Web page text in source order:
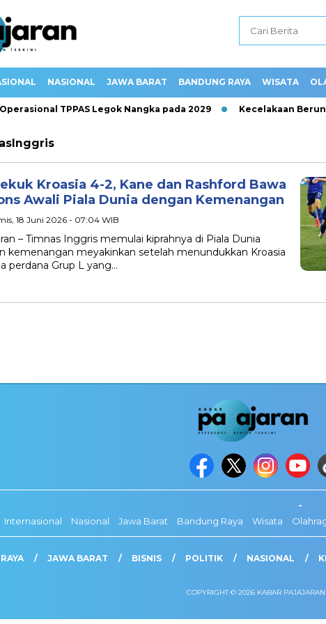
NASIONAL JAWA BARAT BANDUNG RAYA WISATA
TPPAS Legok Nangka pada 2029 Kecelakaan
Kroasia 4-2, Kane dan Rashford Bawa
Awali Piala Dunia dengan Kemenangan
18 Juni 2026 - 07:04 WIB
– Timnas Inggris memulai kiprahnya di Piala Dunia
kemenangan meyakinkan setelah menundukkan Kroasia
perdana Grup L yang…
-
Internasional
Nasional Jawa Barat Bandung Raya Wisata
JAWA BARAT BISNIS POLITIK NASIONAL
COPYRIGHT © 2026 KABAR